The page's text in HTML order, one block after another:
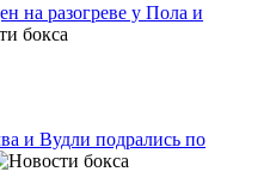
на разогреве у Пола и
и Вудли подрались по